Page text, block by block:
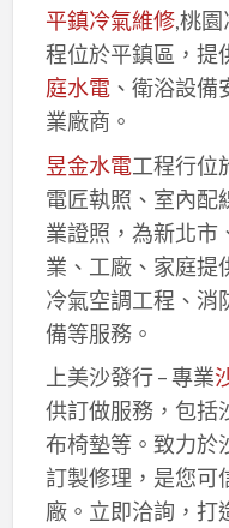
平鎮冷氣維修,桃園
程位於平鎮區，提
庭水電、衛浴設備
業廠商。
昱金水電工程行位
電匠執照、室內配
業證照，為新北市
業、工廠、家庭提
冷氣空調工程、消
備等服務。
上美沙發行 – 專業
供訂做服務，包括
布椅墊等。致力於
訂製修理，是您可
廠。立即洽詢，打